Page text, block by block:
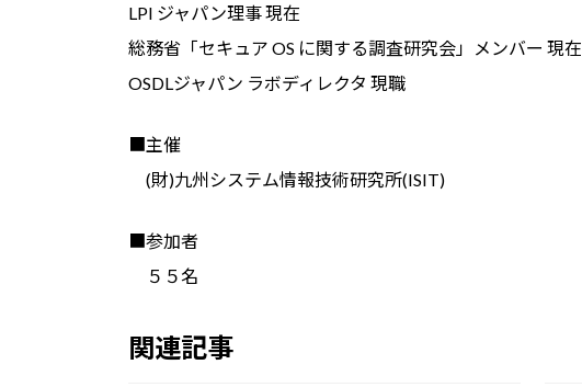
LPI ジャパン理事 現在
総務省「セキュア OS に関する調査研究会」メンバー 現在
OSDLジャパン ラボディレクタ 現職
■主催
(財)九州システム情報技術研究所(ISIT)
■参加者
５５名
関連記事